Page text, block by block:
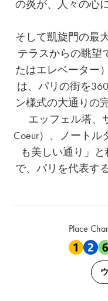
Place
地下鉄 1
の炎が、人々の心
そして凱旋門の最
テラスからの眺望
たはエレベーター
は、パリの街を
ン様式の大通りの
エッフェル塔、
Coeur）、ノート
も美しい通り」
で、パリを代表す